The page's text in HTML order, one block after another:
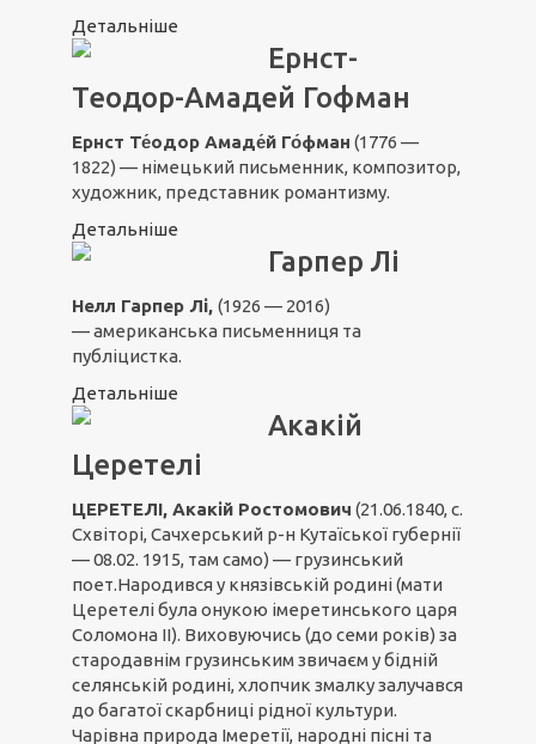
Детальніше
Ернст-
Теодор-Амадей Гофман
Ернст Те́одор Амаде́й Го́фман (1776 —
1822) — німецький письменник, композитор,
художник, представник романтизму.
Детальніше
Гарпер Лі
Нелл Гарпер Лі, (1926 — 2016)
— американська письменниця та
публіцистка.
Детальніше
Акакій
Церетелі
ЦЕРЕТЕЛІ, Акакій Ростомович (21.06.1840, с.
Схвіторі, Сачхерський р-н Кутаїської губернії
— 08.02. 1915, там само) — грузинський
поет.Народився у князівській родині (мати
Церетелі була онукою імеретинського царя
Соломона II). Виховуючись (до семи років) за
стародавнім грузинським звичаєм у бідній
селянській родині, хлопчик змалку залучався
до багатої скарбниці рідної культури.
Чарівна природа Імеретії, народні пісні та